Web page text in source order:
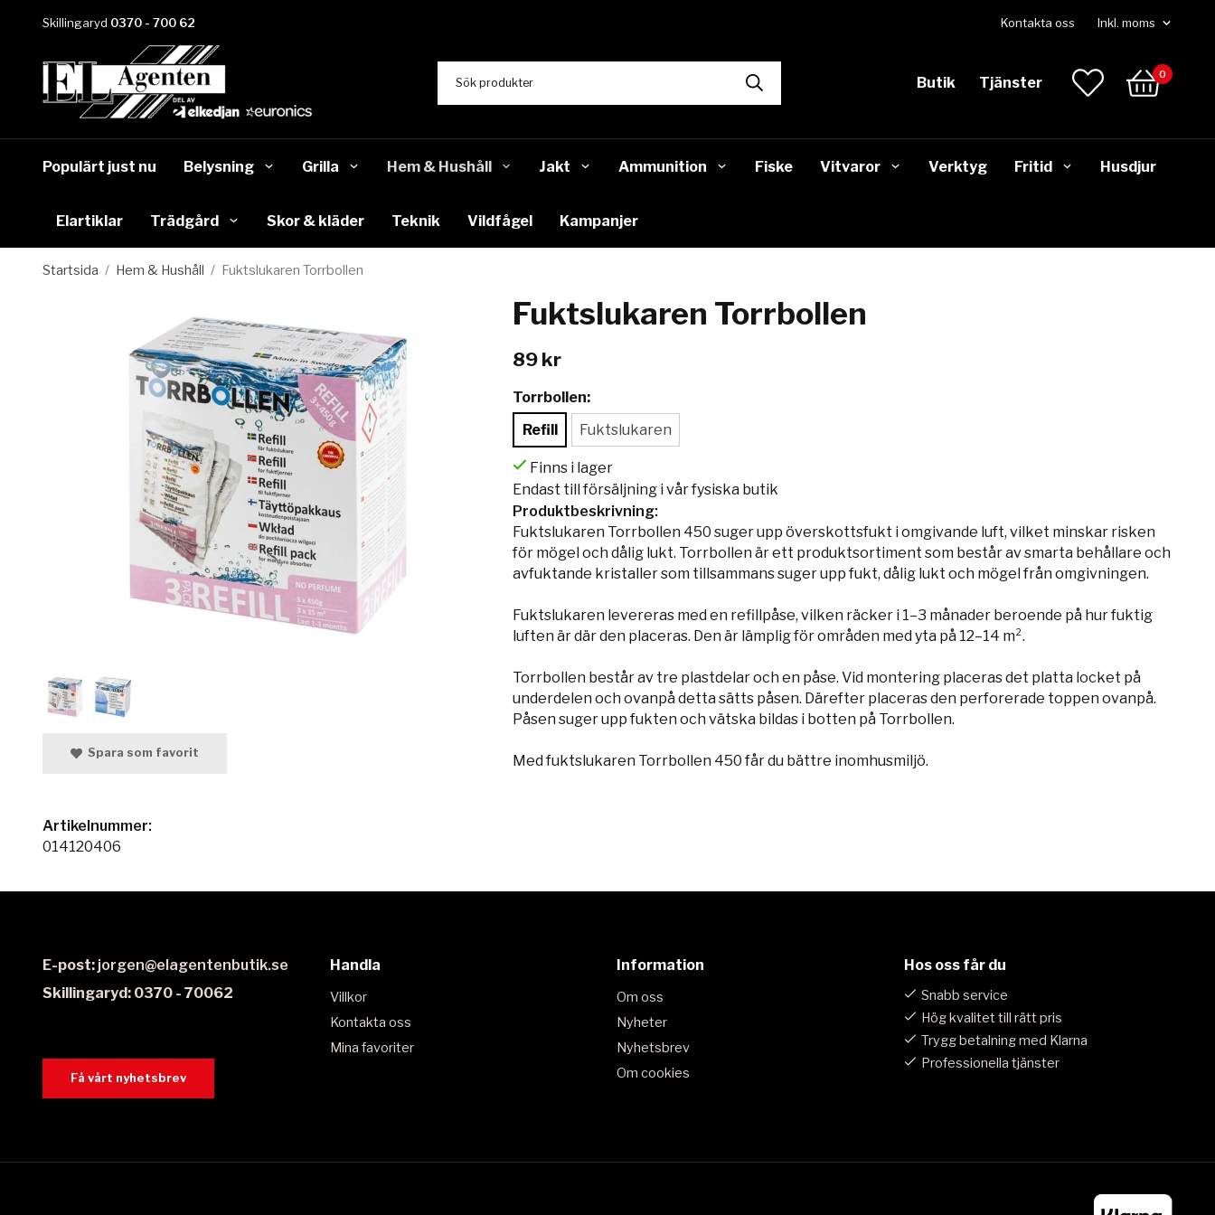
Skillingaryd 0370 - 700 62 Kontakta oss
Butik Tjänster
0
Populärt just nu Belysning Grilla Hem & Hushåll Jakt Ammunition Fiske Vitvaror Verktyg Fritid Husdjur
Elartiklar Trädgård Skor & kläder Teknik Vildfågel Kampanjer
Startsida / Hem & Hushåll / Fuktslukaren Torrbollen
Fuktslukaren Torrbollen
89 kr
Torrbollen:
Refill
Fuktslukaren
Finns i lager
Endast till försäljning i vår fysiska butik
Produktbeskrivning:
Fuktslukaren Torrbollen 450 suger upp överskottsfukt i omgivande luft, vilket minskar risken
för mögel och dålig lukt. Torrbollen är ett produktsortiment som består av smarta behållare och
avfuktande kristaller som tillsammans suger upp fukt, dålig lukt och mögel från omgivningen.
Fuktslukaren levereras med en refillpåse, vilken räcker i 1–3 månader beroende på hur fuktig
luften är där den placeras. Den är lämplig för områden med yta på 12–14 m².
Torrbollen består av tre plastdelar och en påse. Vid montering placeras det platta locket på
underdelen och ovanpå detta sätts påsen. Därefter placeras den perforerade toppen ovanpå.
Påsen suger upp fukten och vätska bildas i botten på Torrbollen.
Med fuktslukaren Torrbollen 450 får du bättre inomhusmiljö.
Spara som favorit
Artikelnummer:
014120406
E-post: jorgen@elagentenbutik.se
Skillingaryd: 0370 - 70062
Få vårt nyhetsbrev
Handla
Villkor
Kontakta oss
Mina favoriter
Information
Om oss
Nyheter
Nyhetsbrev
Om cookies
Hos oss får du
Snabb service
Hög kvalitet till rätt pris
Trygg betalning med Klarna
Professionella tjänster